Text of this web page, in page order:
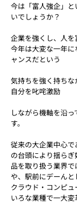
今は「富人強企」
いでしょうか？
企業を強くし、人を
今年は大変な一年
ャンスだという
気持ちを強く持ち
自分を叱咤激励
しながら機軸を沿
す。
従来の大企業中心
の台頭により揺ら
品を取り扱う業界
や、駅前にデーんと
クラウド・コンピ
いろな業種で一大変